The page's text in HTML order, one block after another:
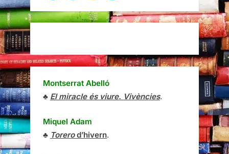
Montserrat Abelló
♣ El miracle és viure. Vivències.
Miquel Adam
♣ Torerod’hivern.